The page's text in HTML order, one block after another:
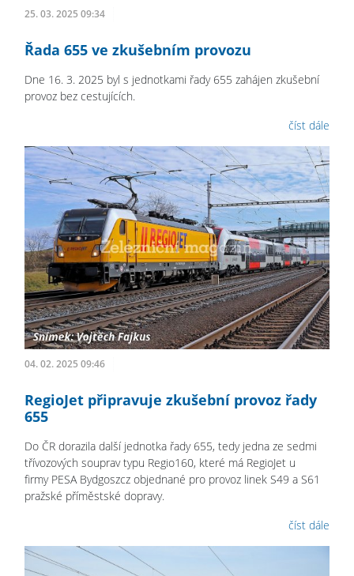
25. 03. 2025 09:34
Řada 655 ve zkušebním provozu
Dne 16. 3. 2025 byl s jednotkami řady 655 zahájen zkušební
provoz bez cestujících.
číst dále
04. 02. 2025 09:46
RegioJet připravuje zkušební provoz řady
655
Do ČR dorazila další jednotka řady 655, tedy jedna ze sedmi
třívozových souprav typu Regio160, které má RegioJet u
firmy PESA Bydgoszcz objednané pro provoz linek S49 a S61
pražské příměstské dopravy.
číst dále